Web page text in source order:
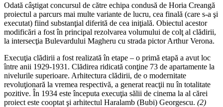
Odată câştigat concursul de către echipa condusă de Horia Creangă
proiectul a parcurs mai multe variante de lucru, cea finală (care s-a şi
executat) fiind substanţial diferită de cea iniţială. Obiectul acestor
modificări a fost în principal rezolvarea volumului de colţ al clădirii,
la intersecţia Bulevardului Magheru cu strada pictor Arthur Verona.
Execuţia clădirii a fost realizată în etape – o primă etapă a avut loc
între anii 1929-1931. Clădirea ridicată conţine 73 de apartamente la
nivelurile superioare. Arhitectura clădirii, de o modernitate
revoluţionară la vremea respectivă, a generat reacţii nu în totalitate
pozitive. În 1934 este începuta execuţia sălii de cinema la al cărei
proiect este cooptat şi arhitectul Haralamb (Bubi) Georgescu. (2)